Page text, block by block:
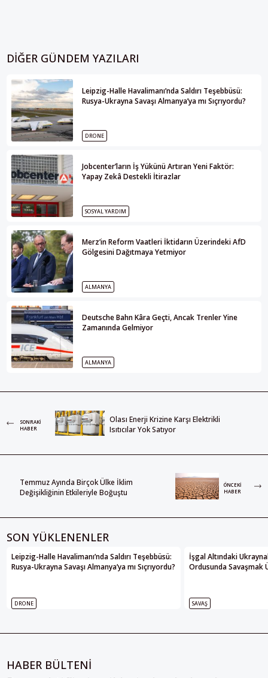
DIĞER GÜNDEM YAZILARI
Leipzig-Halle Havalimanı’nda Saldırı Teşebbüsü:
Rusya-Ukrayna Savaşı Almanya’ya mı Sıçrıyordu?
DRONE
Jobcenter’ların İş Yükünü Artıran Yeni Faktör:
Yapay Zekâ Destekli İtirazlar
SOSYAL YARDIM
Merz’in Reform Vaatleri İktidarın Üzerindeki AfD
Gölgesini Dağıtmaya Yetmiyor
ALMANYA
Deutsche Bahn Kâra Geçti, Ancak Trenler Yine
Zamanında Gelmiyor
ALMANYA
SONRAKI
HABER
Olası Enerji Krizine Karşı Elektrikli
Isıtıcılar Yok Satıyor
Temmuz Ayında Birçok Ülke İklim
Değişikliğinin Etkileriyle Boğuştu
ÖNCEKI
HABER
SON YÜKLENENLER
Leipzig-Halle Havalimanı’nda Saldırı Teşebbüsü:
Rusya-Ukrayna Savaşı Almanya’ya mı Sıçrıyordu?
DRONE
İşgal Altındaki
Ordusunda Savaşmak
SAVAŞ
HABER BÜLTENİ